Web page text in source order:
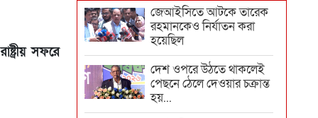
সফরে
জেআইসিতে আটকে তারেক
রহমানকেও নির্যাতন করা
হয়েছিল
দেশ ওপরে উঠতে থাকলেই
পেছনে ঠেলে দেওয়ার চক্রান্ত
হয়...